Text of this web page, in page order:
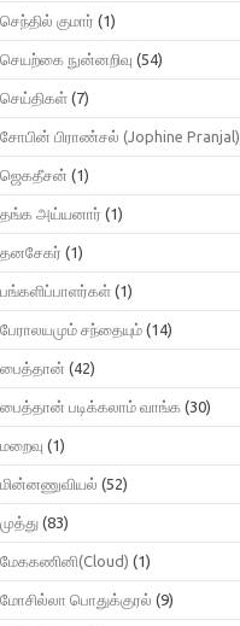
செந்தில் குமார் (1)
செயற்கை நுன்னறிவு (54)
செய்திகள் (7)
சோபின் பிராண்சல் (Jophine Pranjal)
ஜெகதீசன் (1)
தங்க அய்யனார் (1)
தனசேகர் (1)
பங்களிப்பாளர்கள் (1)
பேராலயமும் சந்தையும் (14)
பைத்தான் (42)
பைத்தான் படிக்கலாம் வாங்க (30)
மறைவு (1)
மின்னணுவியல் (52)
முத்து (83)
மேககணினி(Cloud) (1)
மோசில்லா பொதுக்குரல் (9)